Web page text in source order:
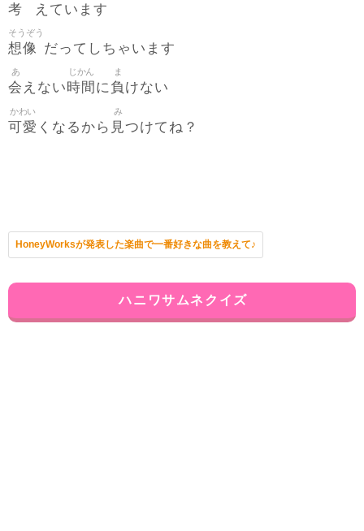
考 えています
想像
そうぞう
だってしちゃいます
会
あ
えない時間
じかん
に負
ま
けない
可愛
かわい
くなるから 見
み
つけてね？
HoneyWorksが発表した楽曲で一番好きな曲を教えて♪
ハニワサムネクイズ